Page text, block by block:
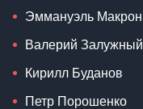
Эммануэль Макрон
Валерий Залужный
Кирилл Буданов
Петр Порошенко